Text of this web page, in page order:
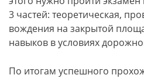
3 частей: теоретическая,
вождения на закрытой
навыков в условиях
По итогам успешного